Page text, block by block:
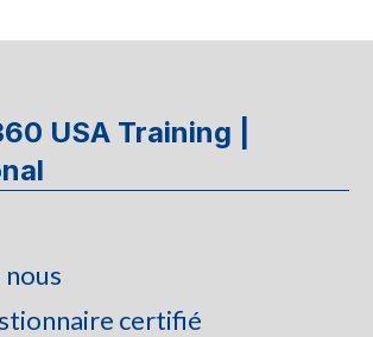
USA Training |
certifié